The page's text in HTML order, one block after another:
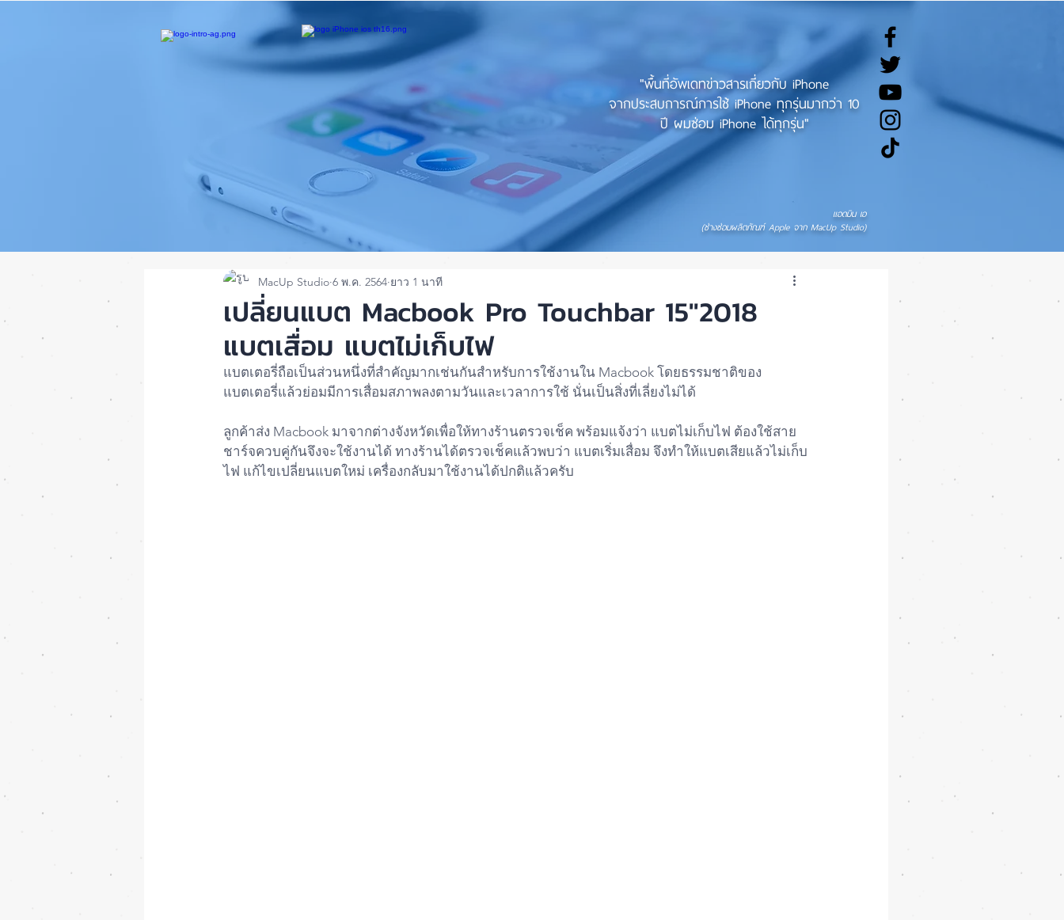
"พื้นที่อัพเดทข่าวสารเกี่ยวกับ iPhone
จากประสบการณ์การใช้ iPhone ทุกรุ่นมากว่า 10
ปี ผมซ่อม iPhone ได้ทุกรุ่น"
แอดมิน เอ
(ช่างซ่อมผลิตภัณฑ์ Apple จาก MacUp Studio)
เปลี่ยนแบต Macbook Pro Touchbar 15"2018
แบตเสื่อม แบตไม่เก็บไฟ
MacUp Studio 6 พ.ค. 2564 ยาว 1 นาที
แบตเตอรี่ถือเป็นส่วนหนึ่งที่สำคัญมากเช่นกันสำหรับการใช้งานใน Macbook โดยธรรมชาติของ
แบตเตอรี่แล้วย่อมมีการเสื่อมสภาพลงตามวันและเวลาการใช้ นั่นเป็นสิ่งที่เลี่ยงไม่ได้
ลูกค้าส่ง Macbook มาจากต่างจังหวัดเพื่อให้ทางร้านตรวจเช็ค พร้อมแจ้งว่า แบตไม่เก็บไฟ ต้องใช้สาย
ชาร์จควบคู่กันจึงจะใช้งานได้ ทางร้านได้ตรวจเช็คแล้วพบว่า แบตเริ่มเสื่อม จึงทำให้แบตเสียแล้วไม่เก็บ
ไฟ แก้ไขเปลี่ยนแบตใหม่ เครื่องกลับมาใช้งานได้ปกติแล้วครับ